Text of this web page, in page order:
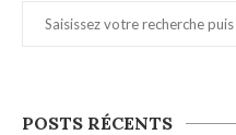
POSTS RÉCENTS